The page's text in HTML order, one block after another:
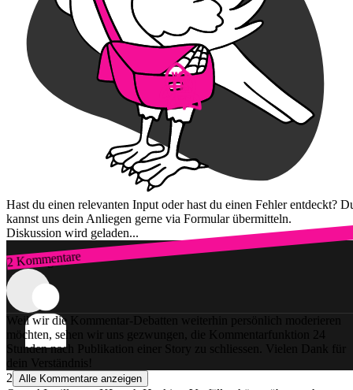
Hast du einen relevanten Input oder hast du einen Fehler entdeckt?
kannst uns dein Anliegen gerne via Formular übermitteln.
Diskussion wird geladen...
2 Kommentare
Zum Login
Weil wir die Kommentar-Debatten weiterhin persönlich moderieren
möchten, sehen wir uns gezwungen, die Kommentarfunktion 24
Stunden nach Publikation einer Story zu schliessen. Vielen Dank für
dein Verständnis!
2 Alle Kommentare anzeigen